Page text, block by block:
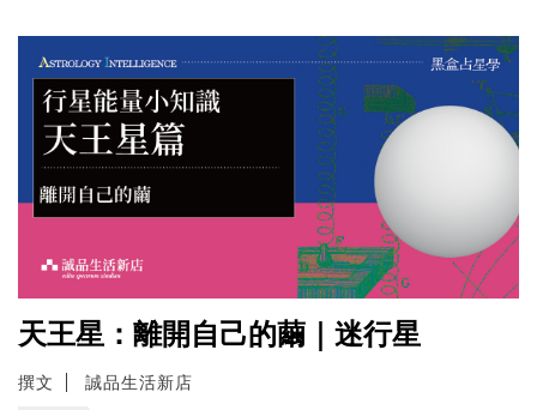
天王星：離開自己的繭｜迷行星
撰文 誠品生活新店